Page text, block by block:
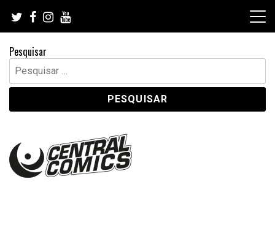
content
Pesquisar
Pesquisar
por: